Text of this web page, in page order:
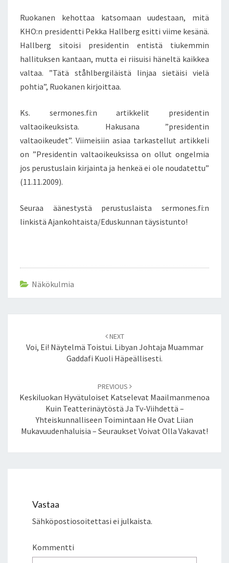
M
O
E
S
.
F
L
I
N
K
I
U
S
T
S
I
S
N
T
O
Ruokanen kehottaa katsomaan uudestaan, mitä
KHO:n presidentti Pekka Hallberg esitti viime kesänä.
Hallberg sitoisi presidentin entistä tiukemmin
hallituksen kantaan, mutta ei riisuisi häneltä kaikkea
valtaa. ”Tätä ståhlbergiläistä linjaa sietäisi vielä
pohtia”, Ruokanen kirjoittaa.
Ks. sermones.fi:n artikkelit presidentin
valtaoikeuksista. Hakusana ”presidentin
valtaoikeudet”. Viimeisiin asiaa tarkastellut artikkeli
on ”Presidentin valtaoikeuksissa on ollut ongelmia
jos perustuslain kirjainta ja henkeä ei ole noudatettu”
(11.11.2009).
Seuraa äänestystä perustuslaista sermones.fi:n
linkistä Ajankohtaista/Eduskunnan täysistunto!
Näkökulmia
navigation
NEXT
Voi, Ei! Näytelmä Toistui. Libyan Johtaja Muammar
Gaddafi Kuoli Häpeällisesti.
PREVIOUS
Keskiluokan Hyvätuloiset Katselevat Maailmanmenoa
Kuin Teatterinäytöstä Ja Tv-Viihdettä –
Yhteiskunnalliseen Toimintaan He Ovat Liian
Mukavuudenhaluisia – Seuraukset Voivat Olla Vakavat!
Vastaa
Sähköpostiosoitettasi ei julkaista.
Kommentti